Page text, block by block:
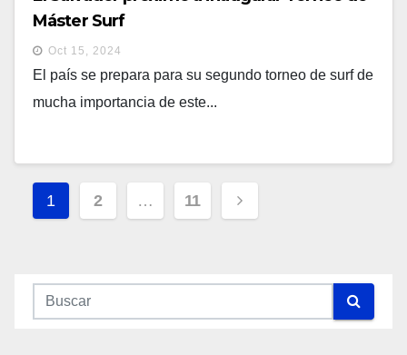
Máster Surf
Oct 15, 2024
El país se prepara para su segundo torneo de surf de
mucha importancia de este...
Navegación
De
1 2 … 11